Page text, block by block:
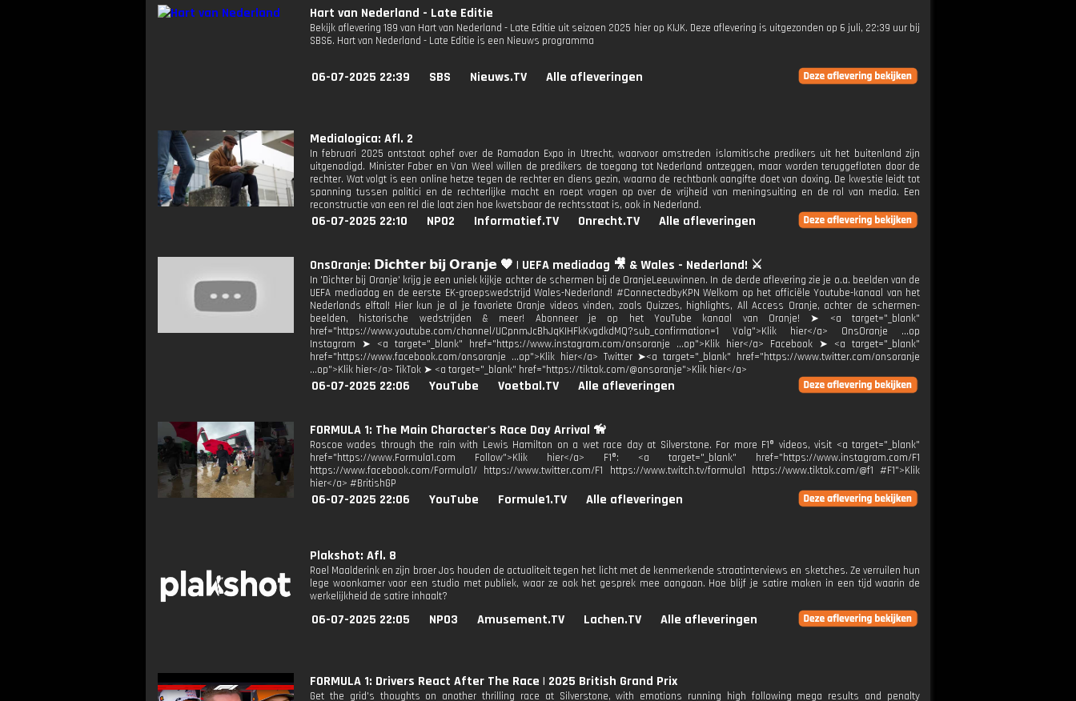
Hart van Nederland - Late Editie
Bekijk aflevering 189 van Hart van Nederland - Late Editie uit seizoen 2025 hier op KIJK. Deze aflevering is uitgezonden op 6 juli, 22:39 uur bij
SBS6. Hart van Nederland - Late Editie is een Nieuws programma
06-07-2025 22:39 SBS Nieuws.TV Alle afleveringen
Medialogica: Afl. 2
In februari 2025 ontstaat ophef over de Ramadan Expo in Utrecht, waarvoor omstreden islamitische predikers uit het buitenland zijn
uitgenodigd. Minister Faber en Van Weel willen de predikers de toegang tot Nederland ontzeggen, maar worden teruggefloten door de
rechter. Wat volgt is een online hetze tegen de rechter en diens gezin, waarna de rechtbank aangifte doet van doxing. De kwestie leidt tot
spanning tussen politici en de rechterlijke macht en roept vragen op over de vrijheid van meningsuiting en de rol van media. Een
reconstructie van een rel die laat zien hoe kwetsbaar de rechtsstaat is, ook in Nederland.
06-07-2025 22:10 NPO2 Informatief.TV Onrecht.TV Alle afleveringen
OnsOranje: 𝗗𝗶𝗰𝗵𝘁𝗲𝗿 𝗯𝗶𝗷 𝗢𝗿𝗮𝗻𝗷𝗲 🧡 | UEFA mediadag 🎥 & Wales - Nederland! ⚔️
In 'Dichter bij Oranje' krijg je een uniek kijkje achter de schermen bij de OranjeLeeuwinnen. In de derde aflevering zie je o.a. beelden van de
UEFA mediadag en de eerste EK-groepswedstrijd Wales-Nederland! #ConnectedbyKPN Welkom op het officiële Youtube-kanaal van het
Nederlands elftal! Hier kun je al je favoriete Oranje videos vinden, zoals Quizzes, highlights, All Access Oranje, achter de schermen-
beelden, historische wedstrijden & meer! Abonneer je op het YouTube kanaal van Oranje! ➤ <a target="_blank"
href="https://www.youtube.com/channel/UCpnmJcBhJqKIHFkKvgdkdMQ?sub_confirmation=1 Volg">Klik hier</a> OnsOranje ...op
Instagram ➤ <a target="_blank" href="https://www.instagram.com/onsoranje ...op">Klik hier</a> Facebook ➤ <a target="_blank"
href="https://www.facebook.com/onsoranje ...op">Klik hier</a> Twitter ➤<a target="_blank" href="https://www.twitter.com/onsoranje
...op">Klik hier</a> TikTok ➤ <a target="_blank" href="https://tiktok.com/@onsoranje">Klik hier</a>
06-07-2025 22:06 YouTube Voetbal.TV Alle afleveringen
FORMULA 1: The Main Character's Race Day Arrival 🦮
Roscoe wades through the rain with Lewis Hamilton on a wet race day at Silverstone. For more F1® videos, visit <a target="_blank"
href="https://www.Formula1.com Follow">Klik hier</a> F1®: <a target="_blank" href="https://www.instagram.com/F1
https://www.facebook.com/Formula1/ https://www.twitter.com/F1 https://www.twitch.tv/formula1 https://www.tiktok.com/@f1 #F1">Klik
hier</a> #BritishGP
06-07-2025 22:06 YouTube Formule1.TV Alle afleveringen
Plakshot: Afl. 8
Roel Maalderink en zijn broer Jos houden de actualiteit tegen het licht met de kenmerkende straatinterviews en sketches. Ze verruilen hun
lege woonkamer voor een studio met publiek, waar ze ook het gesprek mee aangaan. Hoe blijf je satire maken in een tijd waarin de
werkelijkheid de satire inhaalt?
06-07-2025 22:05 NPO3 Amusement.TV Lachen.TV Alle afleveringen
FORMULA 1: Drivers React After The Race | 2025 British Grand Prix
Get the grid's thoughts on another thrilling race at Silverstone, with emotions running high following mega results and penalty